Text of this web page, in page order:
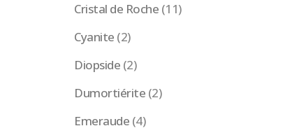
Cristal de Roche (11)
Cyanite (2)
Diopside (2)
Dumortiérite (2)
Emeraude (4)